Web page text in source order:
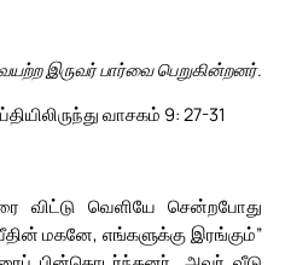
இருவர் பார்வை பெறுகின்றனர்.
வாசகம் 9: 27-31
விட்டு வெளியே சென்றபோது
மகனே, எங்களுக்கு இரங்கும்”